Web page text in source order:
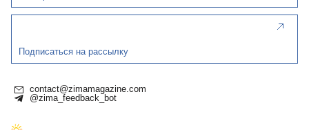
Подписаться на рассылку
contact@zimamagazine.com
@zima_feedback_bot